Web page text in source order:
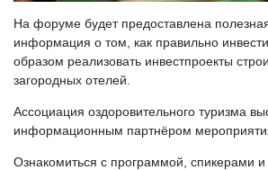
На форуме будет предоставлена
информация о том, как правильно
образом реализовать инвестпроекты
загородных отелей.
Ассоциация оздоровительного туризма
информационным партнёром
Ознакомиться с программой, спикерами и